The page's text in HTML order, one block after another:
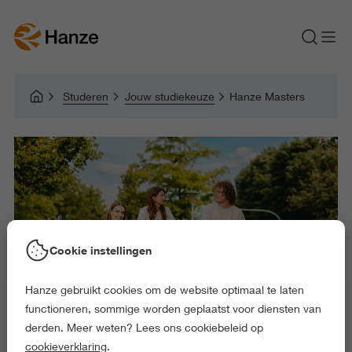
Studeren Jouw studiekeuze Hanze Masters
Cookie instellingen
Hanze gebruikt cookies om de website optimaal te laten
functioneren, sommige worden geplaatst voor diensten van
derden. Meer weten? Lees ons cookiebeleid op
cookieverklaring.